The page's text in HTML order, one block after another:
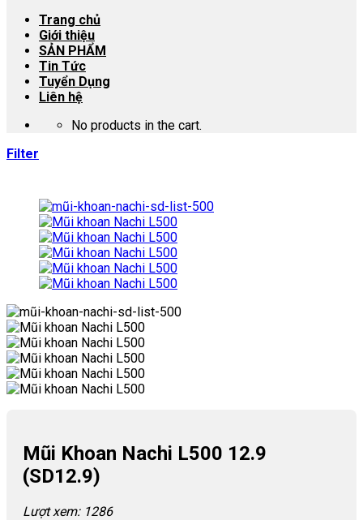
Trang chủ
Giới thiệu
SẢN PHẨM
Tin Tức
Tuyển Dụng
Liên hệ
No products in the cart.
Filter
Mũi Khoan Nachi L500 12.9
(SD12.9)
Lượt xem: 1286